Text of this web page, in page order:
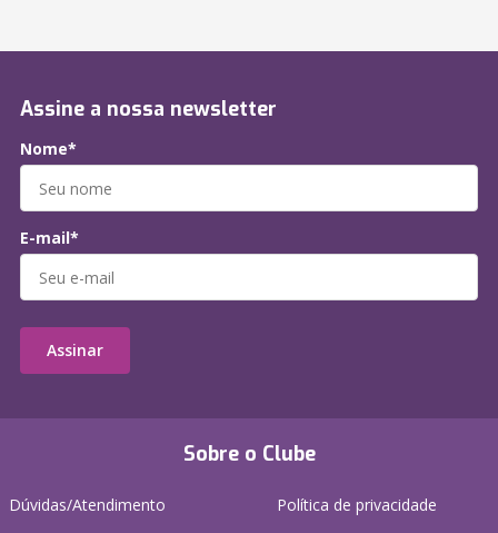
Sobre o Clube
Dúvidas/Atendimento
Política de privacidade
Assine a nossa newsletter
Nome*
E-mail*
Assinar